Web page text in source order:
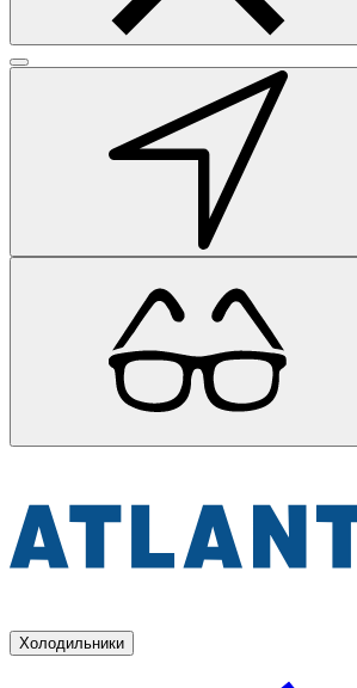
Холодильники